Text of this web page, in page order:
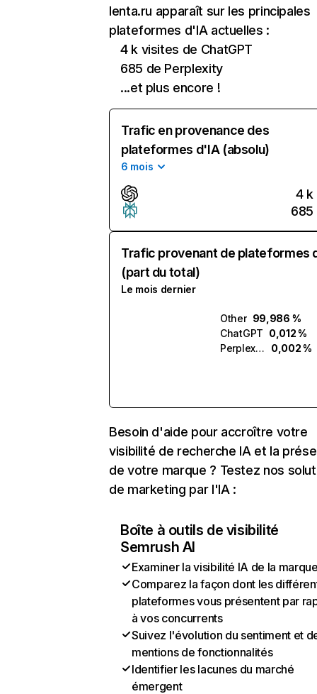
lenta.ru apparaît sur les principales
plateformes d'IA actuelles :
4 k visites de ChatGPT
685 de Perplexity
...et plus encore !
Trafic en provenance des
plateformes d'IA (absolu)
6 mois
4 k
685
Trafic provenant de plateformes
(part du total)
Le mois dernier
Other 99,986 %
ChatGPT 0,012 %
Perplexity
0,002 %
Besoin d'aide pour accroître votre
visibilité de recherche IA et la
de votre marque ? Testez nos
de marketing par l'IA :
Boîte à outils de visibilité
Semrush AI
Examiner la visibilité IA de la
Comparez la façon dont les
plateformes vous présentent par
à vos concurrents
Suivez l'évolution du sentiment et
mentions de fonctionnalités
Identifier les lacunes du marché
émergent